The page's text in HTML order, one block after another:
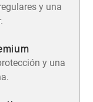
y una
y una